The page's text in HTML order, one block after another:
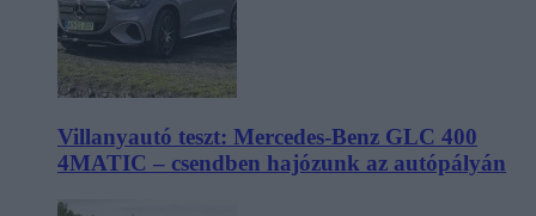
Villanyautó teszt: Mercedes-Benz GLC 400
4MATIC – csendben hajózunk az autópályán